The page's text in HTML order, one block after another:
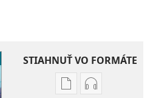
STIAHNUŤ VO FORMÁTE
MožnostiMožnosti